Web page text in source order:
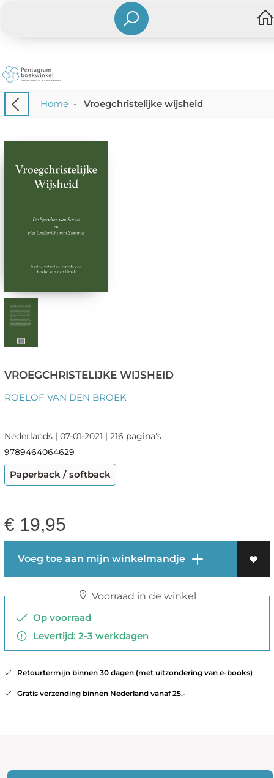
Home- Vroegchristelijke wijsheid
VROEGCHRISTELIJKE WIJSHEID
ROELOF VAN DEN BROEK
Nederlands | 07-01-2021 | 216 pagina's
9789464064629
Paperback / softback
€ 19,95
Voeg toe aan mijn winkelmandje
Voorraad in de winkel
Op voorraad
Levertijd: 2-3 werkdagen
Retourtermijn binnen 30 dagen (met uitzondering van e-books)
Gratis verzending binnen Nederland vanaf 25,-